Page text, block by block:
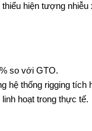
hiện tượng
so với GTO.
hệ thống rigging tích
hoạt trong thực tế.